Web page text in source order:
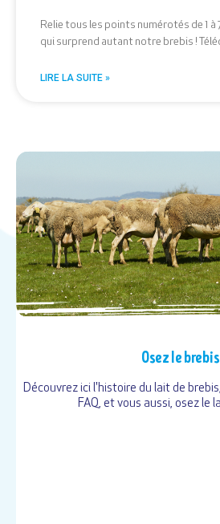
Relie tous les points numérotés de 1
qui surprend autant notre brebis !
LIRE LA SUITE »
Osez le brebis
Découvrez ici l'histoire du lait de
FAQ, et vous aussi, osez le